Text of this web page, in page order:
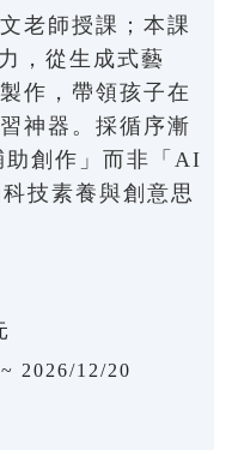
老師授課；本課
，從生成式藝
作，帶領孩子在
神器。採循序漸
創作」而非「AI
技素養與創意思
2026/12/20